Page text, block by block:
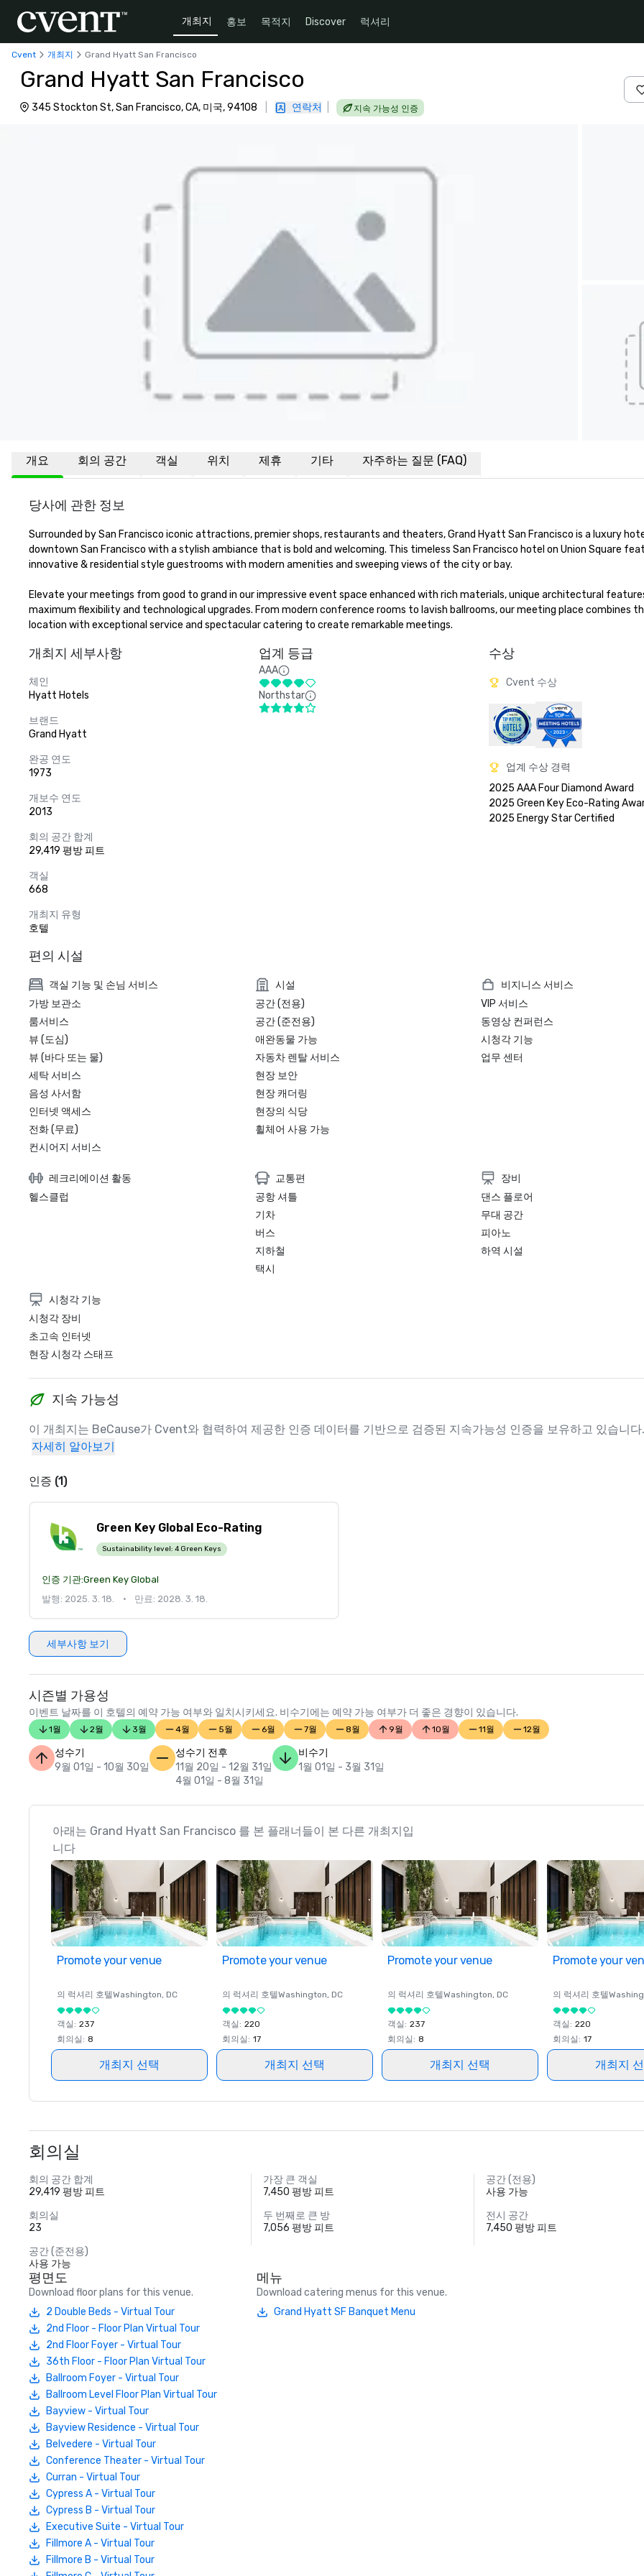
개최지 홍보 목적지 Discover 럭셔리
Cvent 개최지 Grand Hyatt San Francisco
Grand Hyatt San Francisco
345 Stockton St, San Francisco, CA, 미국, 94108 연락처 지속 가능성 인증
개요 회의 공간 객실 위치 제휴 기타 자주하는 질문 (FAQ)
당사에 관한 정보
Surrounded by San Francisco iconic attractions, premier shops, restaurants and theaters, Grand Hyatt San Francisco is a luxury
downtown San Francisco with a stylish ambiance that is bold and welcoming. This timeless San Francisco hotel on Union Square
innovative & residential style guestrooms with modern amenities and sweeping views of the city or bay.
Elevate your meetings from good to grand in our impressive event space enhanced with rich materials, unique architectural
maximum flexibility and technological upgrades. From modern conference rooms to lavish ballrooms, our meeting place combines
location with exceptional service and spectacular catering to create remarkable meetings.
개최지 세부사항
체인
Hyatt Hotels
브랜드
Grand Hyatt
완공 연도
1973
개보수 연도
2013
회의 공간 합계
29,419 평방 피트
객실
668
개최지 유형
호텔
업계 등급
AAA
Northstar
수상
Cvent 수상
업계 수상 경력
2025 AAA Four Diamond Award
2025 Green Key Eco-Rating
편의 시설
객실 기능 및 손님 서비스
가방 보관소
룸서비스
뷰 (도심)
뷰 (바다 또는 물)
세탁 서비스
음성 사서함
인터넷 액세스
전화 (무료)
컨시어지 서비스
시설
공간 (전용)
공간 (준전용)
애완동물 가능
자동차 렌탈 서비스
현장 보안
현장 캐더링
현장의 식당
휠체어 사용 가능
비지니스 서비스
VIP 서비스
동영상 컨퍼런스
시청각 기능
업무 센터
레크리에이션 활동
헬스클럽
교통편
공항 셔틀
기차
버스
지하철
택시
장비
댄스 플로어
무대 공간
피아노
하역 시설
시청각 기능
시청각 장비
초고속 인터넷
현장 시청각 스태프
지속 가능성
이 개최지는 BeCause가 Cvent와 협력하여 제공한 인증 데이터를 기반으로 검증된 지속가능성 인증을 보유하고 있습니다.
자세히 알아보기
인증 (1)
Green Key Global Eco-Rating
Sustainability level: 4 Green Keys
인증 기관:Green Key Global
발행: 2025. 3. 18.
• 만료: 2028. 3. 18.
세부사항 보기
시즌별 가용성
이벤트 날짜를 이 호텔의 예약 가능 여부와 일치시키세요. 비수기에는 예약 가능 여부가 더 좋은 경향이 있습니다.
1월 2월 3월 4월 5월 6월 7월 8월 9월 10월 11월 12월
성수기
9월 01일 - 10월 30일
성수기 전후
11월 20일 - 12월 31일
4월 01일 - 8월 31일
비수기
1월 01일 - 3월 31일
아래는 Grand Hyatt San Francisco 를 본 플래너들이 본 다른 개최지입
니다
Promote your venue
의 럭셔리 호텔Washington, DC
객실 : 237
회의실 : 8
개최지 선택
Promote your venue
의 럭셔리 호텔Washington, DC
객실 : 220
회의실 : 17
개최지 선택
Promote your venue
의 럭셔리 호텔Washington, DC
객실 : 237
회의실 : 8
개최지 선택
Promote your
의 럭셔리 호텔
객실 : 220
회의실 : 17
개최지
회의실
회의 공간 합계
29,419 평방 피트
가장 큰 객실
7,450 평방 피트
공간 (전용)
사용 가능
회의실
23
두 번째로 큰 방
7,056 평방 피트
전시 공간
7,450 평방 피트
공간 (준전용)
사용 가능
평면도
Download floor plans for this venue.
2 Double Beds - Virtual Tour
2nd Floor - Floor Plan Virtual Tour
2nd Floor Foyer - Virtual Tour
36th Floor - Floor Plan Virtual Tour
Ballroom Foyer - Virtual Tour
Ballroom Level Floor Plan Virtual Tour
Bayview - Virtual Tour
Bayview Residence - Virtual Tour
Belvedere - Virtual Tour
Conference Theater - Virtual Tour
Curran - Virtual Tour
Cypress A - Virtual Tour
Cypress B - Virtual Tour
Executive Suite - Virtual Tour
Fillmore A - Virtual Tour
Fillmore B - Virtual Tour
메뉴
Download catering menus for this venue.
Grand Hyatt SF Banquet Menu